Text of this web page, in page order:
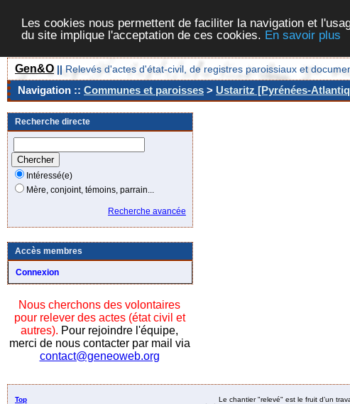
Les cookies nous permettent de faciliter la navigation et
du site implique l'acceptation de ces cookies. En savoir plus
Gen&O || Relevés d'actes d'état-civil, de registres paroissiaux et
Navigation :: Communes et paroisses > Ustaritz [Pyrénées-
Recherche directe
Intéressé(e)
Mère, conjoint, témoins, parrain...
Recherche avancée
Accès membres
Connexion
Nous cherchons des volontaires
pour relever des actes (état civil et
autres). Pour rejoindre l'équipe,
merci de nous contacter par mail via
contact@geneoweb.org
Top
Le chantier "relevé" est le fruit d’un